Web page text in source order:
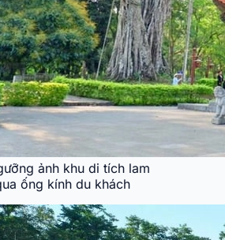
ảnh khu di tích lam
ống kính du khách